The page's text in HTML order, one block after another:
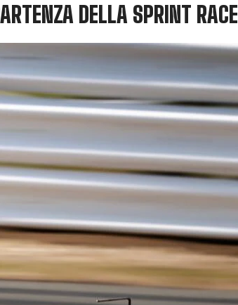
DELLA SPRINT RACE